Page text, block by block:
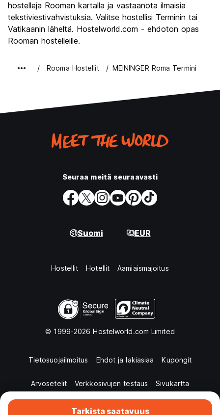
Tarkista saatavuus
Rahanarvoinen
hostelleja Rooman kartalla ja vastaanota ilmaisia
tekstiviestivahvistuksia. Valitse hostellisi Terminin tai
Vatikaanin läheltä. Hostelworld.com - ehdoton opas
Rooman hostelleille.
Rooma Hostellit MEININGER Roma Termini
Seuraa meitä seuraavasti
Suomi EUR
Hostellit Hotellit Aamiaismajoitus
© 1999-2026 Hostelworld.com Limited
Tietosuojailmoitus Ehdot ja lakiasiaa Kupongit
Arvosetelit Verkkosivujen testaus Sivukartta